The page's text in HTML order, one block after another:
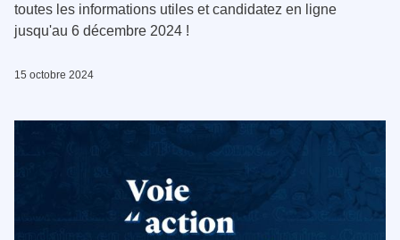
toutes les informations utiles et candidatez en ligne
jusqu'au 6 décembre 2024 !
15 octobre 2024